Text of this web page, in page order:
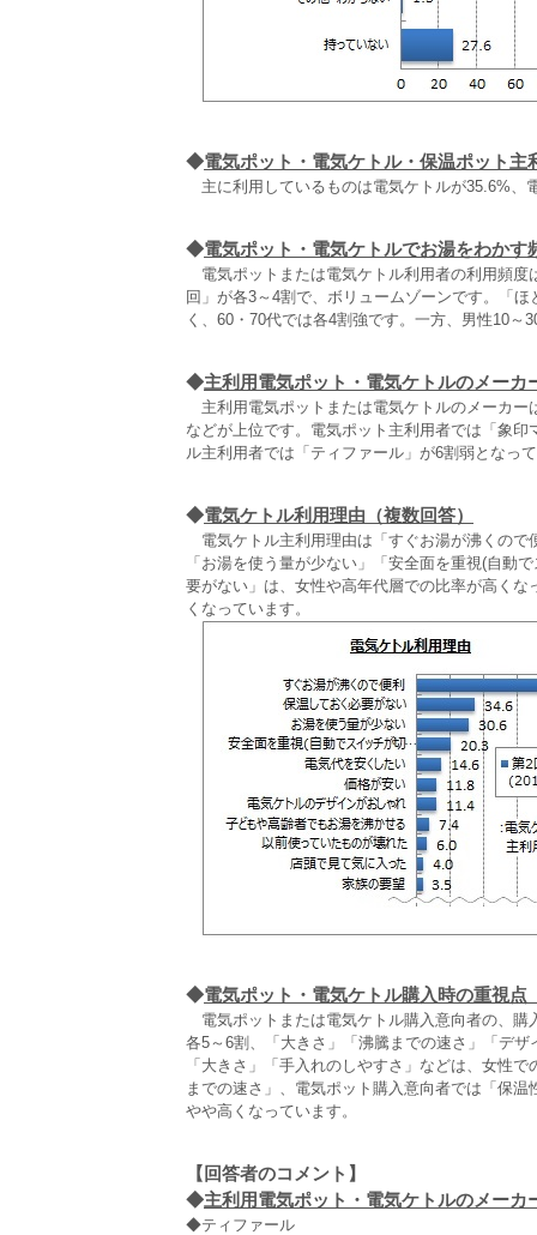
◆電気ポット・電気ケトル・保温ポット主
主に利用しているものは電気ケトルが35.6%、
◆電気ポット・電気ケトルでお湯をわかす
電気ポットまたは電気ケトル利用者の利用頻度
回」が各3～4割で、ボリュームゾーンです。「
く、60・70代では各4割強です。一方、男性10～
◆主利用電気ポット・電気ケトルのメーカ
主利用電気ポットまたは電気ケトルのメーカー
などが上位です。電気ポット主利用者では「象
ル主利用者では「ティファール」が6割弱となっ
◆電気ケトル利用理由（複数回答）
電気ケトル主利用理由は「すぐお湯が沸くので
「お湯を使う量が少ない」「安全面を重視(自動
要がない」は、女性や高年代層での比率が高く
くなっています。
◆電気ポット・電気ケトル購入時の重視点
電気ポットまたは電気ケトル購入意向者の、購
各5～6割、「大きさ」「沸騰までの速さ」「デ
「大きさ」「手入れのしやすさ」などは、女性
までの速さ」、電気ポット購入意向者では「保
やや高くなっています。
【回答者のコメント】
◆主利用電気ポット・電気ケトルのメーカ
◆ティファール